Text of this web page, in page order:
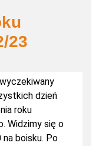
23
dzień
roku
Widzimy się o
na boisku. Po